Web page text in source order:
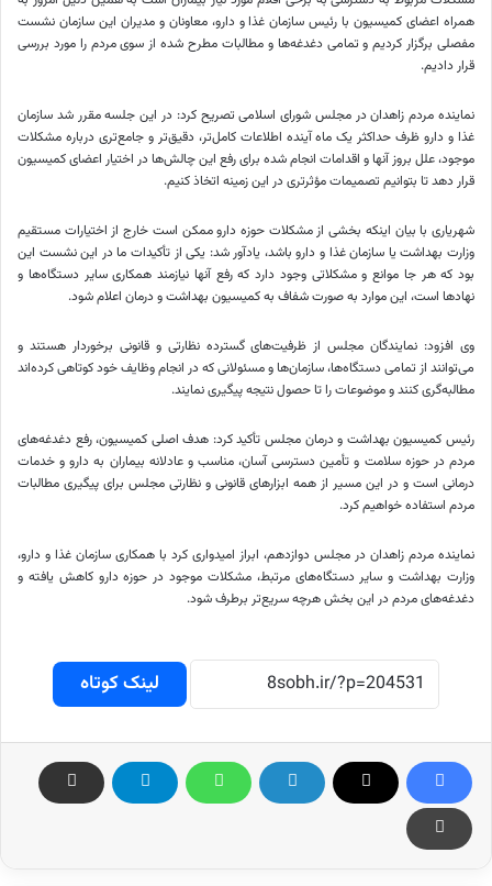
همراه اعضای کمیسیون با رئیس سازمان غذا و دارو، معاونان و مدیران این سازمان نشست
مفصلی برگزار کردیم و تمامی دغدغه‌ها و مطالبات مطرح شده از سوی مردم را مورد بررسی
قرار دادیم.
نماینده مردم زاهدان در مجلس شورای اسلامی تصریح کرد: در این جلسه مقرر شد سازمان
غذا و دارو ظرف حداکثر یک ماه آینده اطلاعات کامل‌تر، دقیق‌تر و جامع‌تری درباره مشکلات
موجود، علل بروز آنها و اقدامات انجام شده برای رفع این چالش‌ها در اختیار اعضای کمیسیون
قرار دهد تا بتوانیم تصمیمات مؤثرتری در این زمینه اتخاذ کنیم.
شهریاری با بیان اینکه بخشی از مشکلات حوزه دارو ممکن است خارج از اختیارات مستقیم
وزارت بهداشت یا سازمان غذا و دارو باشد، یادآور شد: یکی از تأکیدات ما در این نشست این
بود که هر جا موانع و مشکلاتی وجود دارد که رفع آنها نیازمند همکاری سایر دستگاه‌ها و
نهادها است، این موارد به صورت شفاف به کمیسیون بهداشت و درمان اعلام شود.
وی افزود: نمایندگان مجلس از ظرفیت‌های گسترده نظارتی و قانونی برخوردار هستند و
می‌توانند از تمامی دستگاه‌ها، سازمان‌ها و مسئولانی که در انجام وظایف خود کوتاهی کرده‌اند
مطالبه‌گری کنند و موضوعات را تا حصول نتیجه پیگیری نمایند.
رئیس کمیسیون بهداشت و درمان مجلس تأکید کرد: هدف اصلی کمیسیون، رفع دغدغه‌های
مردم در حوزه سلامت و تأمین دسترسی آسان، مناسب و عادلانه بیماران به دارو و خدمات
درمانی است و در این مسیر از همه ابزارهای قانونی و نظارتی مجلس برای پیگیری مطالبات
مردم استفاده خواهیم کرد.
نماینده مردم زاهدان در مجلس دوازدهم، ابراز امیدواری کرد با همکاری سازمان غذا و دارو،
وزارت بهداشت و سایر دستگاه‌های مرتبط، مشکلات موجود در حوزه دارو کاهش یافته و
دغدغه‌های مردم در این بخش هرچه سریع‌تر برطرف شود.
لینک کوتاه